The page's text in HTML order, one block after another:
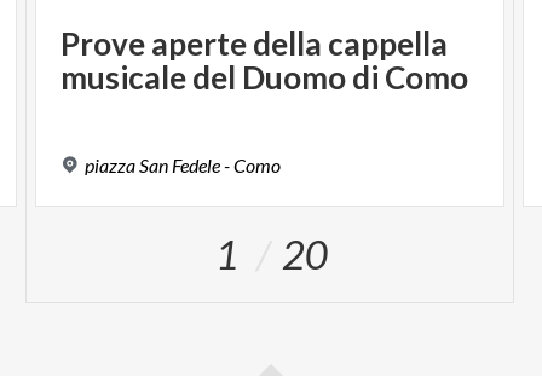
Proveapertedella cappella
musicaledel Duomodi Como
piazza San Fedele-Como
1 20